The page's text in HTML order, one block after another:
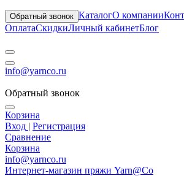
Обратный звонок КаталогО компании
ОплатаСкидкиЛичный кабинетБлог
info@yarnco.ru
Обратный звонок
Корзина
Вход | Регистрация
Сравнение
Корзина
info@yarnco.ru
Интернет-магазин пряжи Yarn@Co